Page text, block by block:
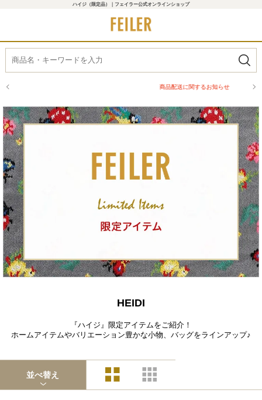
ハイジ（限定品）｜フェイラー公式オンラインショップ
商品配送に関するお知らせ
HEIDI
『ハイジ』限定アイテムをご紹介！
ホームアイテムやバリエーション豊かな小物、バッグをラインアップ♪
並べ替え